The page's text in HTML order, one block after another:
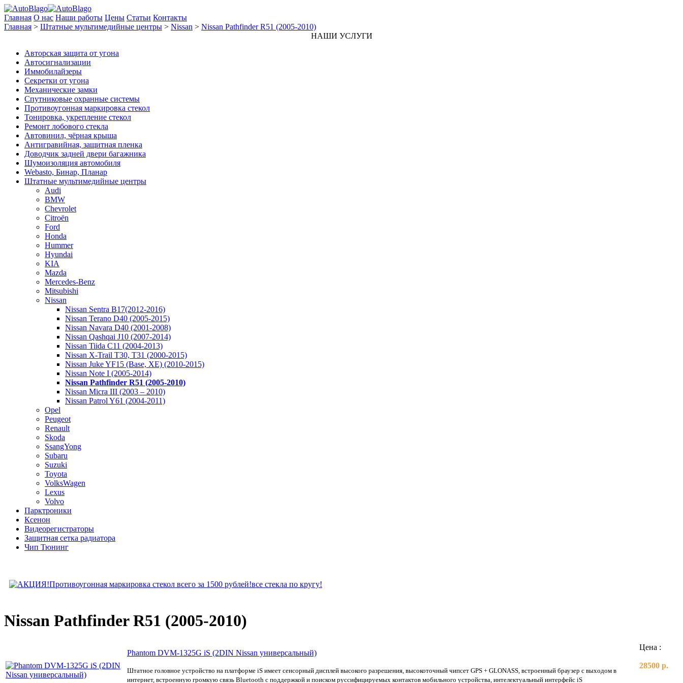
Главная О нас Наши работы Цены Статьи Контакты
Главная > Штатные мультимедийные центры > Nissan > Nissan Pathfinder R51 (2005-2010)
НАШИ УСЛУГИ
Авторская защита от угона
Автосигнализации
Иммобилайзеры
Секретки от угона
Механические замки
Спутниковые охранные системы
Противоугонная маркировка стекол
Тонировка, укрепление стекол
Ремонт лобового стекла
Автовинил, чёрная крыша
Антигравийная, защитная пленка
Доводчик задней двери багажника
Шумоизоляция автомобиля
Webasto, Бинар, Планар
Штатные мультимедийные центры
Audi
BMW
Chevrolet
Citroёn
Ford
Honda
Hummer
Hyundai
KIA
Mazda
Mercedes-Benz
Mitsubishi
Nissan
Nissan Sentra B17(2012-2016)
Nissan Terano D40 (2005-2015)
Nissan Navara D40 (2001-2008)
Nissan Qashqai J10 (2007-2014)
Nissan Tiida C11 (2004-2013)
Nissan X-Trail T30, T31 (2000-2015)
Nissan Juke YF15 (Base, XE) (2010-2015)
Nissan Note I (2005-2014)
Nissan Pathfinder R51 (2005-2010)
Nissan Micra III (2003 – 2010)
Nissan Patrol Y61 (2004-2011)
Opel
Peugeot
Renault
Skoda
SsangYong
Subaru
Suzuki
Toyota
VolksWagen
Lexus
Volvo
Парктроники
Ксенон
Видеорегистраторы
Защитная сетка радиатора
Чип Тюнинг
Nissan Pathfinder R51 (2005-2010)
Phantom DVM-1325G iS (2DIN Nissan универсальный)
Штатное головное устройство на платформе iS имеет сенсорный дисплей высокого разрешения, высокоточный чипсет GPS + GLONASS, встроенный браузер с выходом в
интернет, встроенную громкую связь Bluetooth с поддержкой и поиском руссифицируемых контактов мобильного устройства, интелектуальный интерфейс iS
Цена :
28500 р.